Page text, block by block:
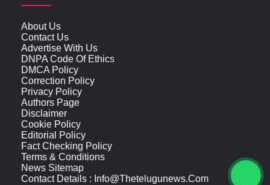
About Us
Contact Us
Advertise With Us
DNPA Code Of Ethics
DMCA Policy
Correction Policy
Privacy Policy
Authors Page
Disclaimer
Cookie Policy
Editorial Policy
Fact Checking Policy
Terms & Conditions
News Sitemap
Contact Details : Info@thetelugunews.com